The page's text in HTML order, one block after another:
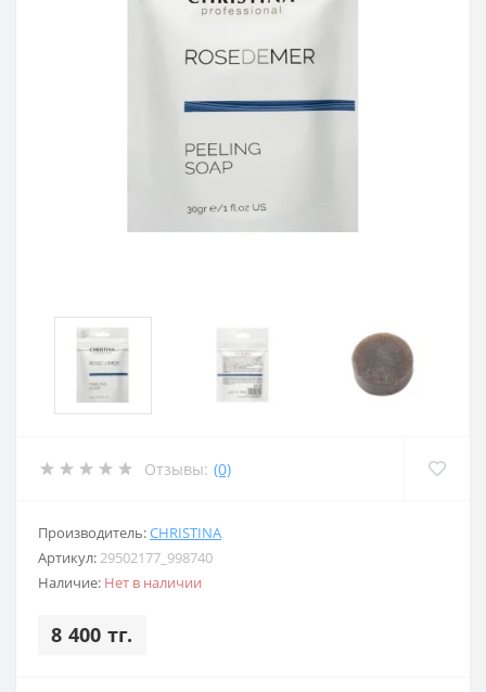
Отзывы: (0)
Производитель:CHRISTINA
Артикул:29502177_998740
Наличие: Нет в наличии
8 400 тг.